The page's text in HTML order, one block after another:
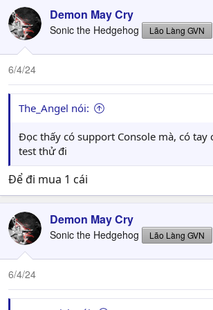
Demon May Cry
Sonic the Hedgehog Lão Làng GVN
6/4/24
The_Angel nói:
Đọc thấy có support Console mà, có tay
test thử đi
Để đi mua 1 cái
Demon May Cry
Sonic the Hedgehog Lão Làng GVN
6/4/24